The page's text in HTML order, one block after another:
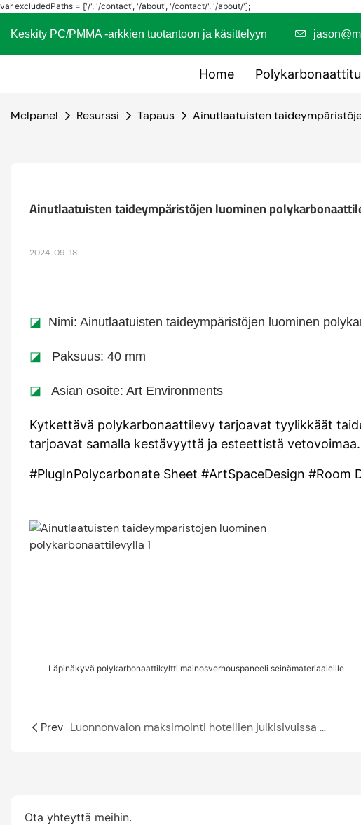
var excludedPaths = ['/', '/contact', '/about', '/contact/', '/about/'];
Keskity PC/PMMA -arkkien tuotantoon ja käsittelyyn
Home
Mclpanel Resurssi Tapaus Ainutlaatuisten
Ainutlaatuisten taideympäristöjen luominen
2024-09-18
◪ Nimi: Ainutlaatuisten taideympäristöjen luominen
◪ Paksuus: 40 mm
◪ Asian osoite: Art Environments
Kytkettävä polykarbonaattilevy tarjoavat tyylikkäät
tarjoavat samalla kestävyyttä ja esteettistä vetovoimaa.
#PlugInPolycarbonate Sheet #ArtSpaceDesign #Room
Läpinäkyvä polykarbonaattikyltti mainosverhouspaneeli seinämateriaaleille
Prev Luonnonvalon maksimointi hotellien julkisivuissa pistokkeella asennettavilla polykarbonaattilevyillä
Ota yhteyttä meihin.